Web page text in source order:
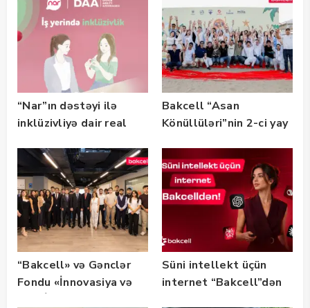
“Nar”ın dəstəyi ilə
inklüzivliyə dair real
təqdim edilir
Bakcell “Asan
Könüllüləri”nin 2-ci yay
olub — FOTO
“Bakcell» və Gənclər
Fondu «İnnovasiya və
Süni intellekt üçün
internet “Bakcell”dən